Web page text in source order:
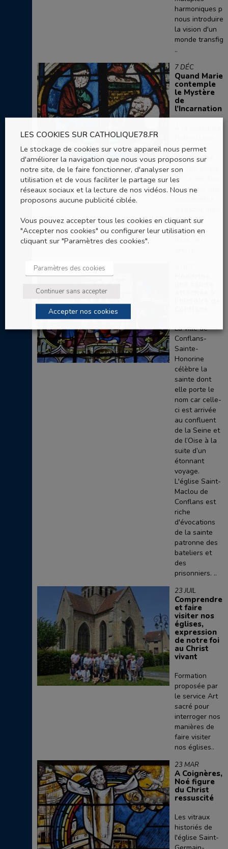
harmoniques
nous introduire
la vision d'un
monde
..
7 DÉC
Quand Marie
contemple
le Mystère
de
l’Incarnation
de Mantes,
une Nativité
du XIIIe siècle
se cache dans
la galerie sud,
décrite et
expliquée
La ville de
Conflans-
Sainte-
Honorine
célèbre la
sainte dont
elle porte le
nom car celle-
ci est arrivée
au confluent
de la Seine et
de l’Oise à la
suite d’un
étonnant
voyage.
L'église Saint-
Maclou de
Conflans est
riche
d'évocations
de la sainte
patronne des
bateliers et
des
prisonniers. ..
23 JUIL
Comprendre
et faire
visiter nos
églises,
expression
de notre foi
au Christ
vivant
Formation
proposée par
le service Art
sacré pour
interroger nos
manières de
faire visiter
nos églises..
23 MAR
A Coignères,
Noé figure
du Christ
ressuscité
Les vitraux
historiés de
l'église Saint-
LES COOKIES SUR CATHOLIQUE78.FR
Le stockage de cookies sur votre appareil nous permet
d'améliorer la navigation que nous vous proposons sur
notre site, de le faire fonctionner, d'analyser son
utilisation et de vous faciliter le partage sur les
réseaux sociaux et la lecture de nos vidéos. Nous ne
proposons aucune publicité ciblée.
Vous pouvez accepter tous les cookies en cliquant sur
"Accepter nos cookies" ou configurer leur utilisation en
cliquant sur "Paramètres des cookies".
Paramètres des cookies
Continuer sans accepter
Accepter nos cookies